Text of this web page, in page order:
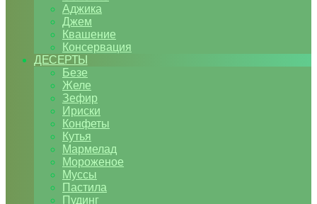
Аджика
Джем
Квашение
Консервация
ДЕСЕРТЫ
Безе
Желе
Зефир
Ириски
Конфеты
Кутья
Мармелад
Мороженое
Муссы
Пастила
Пудинг